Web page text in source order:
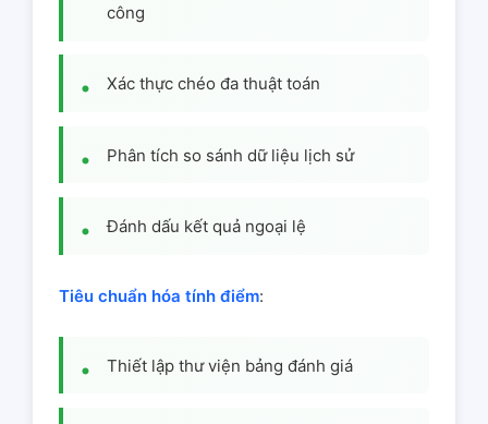
công
Xác thực chéo đa thuật toán
Phân tích so sánh dữ liệu lịch sử
Đánh dấu kết quả ngoại lệ
Tiêu chuẩn hóa tính điểm:
Thiết lập thư viện bảng đánh giá